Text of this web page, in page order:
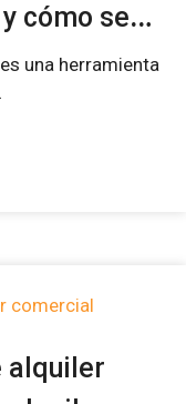
cómo se
una herramienta
alquiler